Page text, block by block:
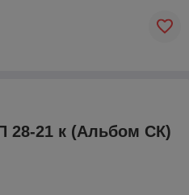
28-21 к (Альбом СК)